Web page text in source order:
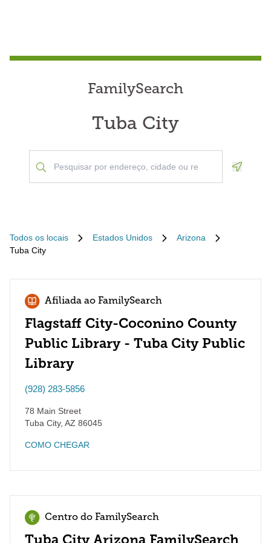
FamilySearch
Tuba City
Todos os locais Estados Unidos
Arizona
Tuba City
Afiliada ao FamilySearch
Flagstaff City-Coconino County
Public Library - Tuba City Public
Library
(928) 283-5856
78 Main Street
Tuba City, AZ 86045
COMO CHEGAR
Centro do FamilySearch
Tuba City Arizona FamilySearch